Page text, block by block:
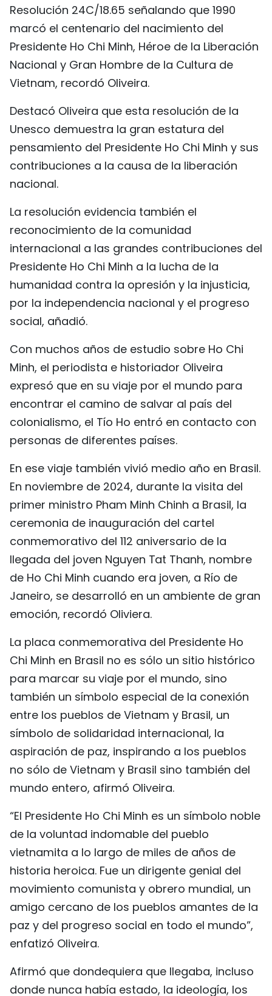
Resolución 24C/18.65 señalando que 1990
marcó el centenario del nacimiento del
Presidente Ho Chi Minh, Héroe de la Liberación
Nacional y Gran Hombre de la Cultura de
Vietnam, recordó Oliveira.
Destacó Oliveira que esta resolución de la
Unesco demuestra la gran estatura del
pensamiento del Presidente Ho Chi Minh y sus
contribuciones a la causa de la liberación
nacional.
La resolución evidencia también el
reconocimiento de la comunidad
internacional a las grandes contribuciones del
Presidente Ho Chi Minh a la lucha de la
humanidad contra la opresión y la injusticia,
por la independencia nacional y el progreso
social, añadió.
Con muchos años de estudio sobre Ho Chi
Minh, el periodista e historiador Oliveira
expresó que en su viaje por el mundo para
encontrar el camino de salvar al país del
colonialismo, el Tío Ho entró en contacto con
personas de diferentes países.
En ese viaje también vivió medio año en Brasil.
En noviembre de 2024, durante la visita del
primer ministro Pham Minh Chinh a Brasil, la
ceremonia de inauguración del cartel
conmemorativo del 112 aniversario de la
llegada del joven Nguyen Tat Thanh, nombre
de Ho Chi Minh cuando era joven, a Río de
Janeiro, se desarrolló en un ambiente de gran
emoción, recordó Oliviera.
La placa conmemorativa del Presidente Ho
Chi Minh en Brasil no es sólo un sitio histórico
para marcar su viaje por el mundo, sino
también un símbolo especial de la conexión
entre los pueblos de Vietnam y Brasil, un
símbolo de solidaridad internacional, la
aspiración de paz, inspirando a los pueblos
no sólo de Vietnam y Brasil sino también del
mundo entero, afirmó Oliveira.
“El Presidente Ho Chi Minh es un símbolo noble
de la voluntad indomable del pueblo
vietnamita a lo largo de miles de años de
historia heroica. Fue un dirigente genial del
movimiento comunista y obrero mundial, un
amigo cercano de los pueblos amantes de la
paz y del progreso social en todo el mundo”,
enfatizó Oliveira.
Afirmó que dondequiera que llegaba, incluso
donde nunca había estado, la ideología, los